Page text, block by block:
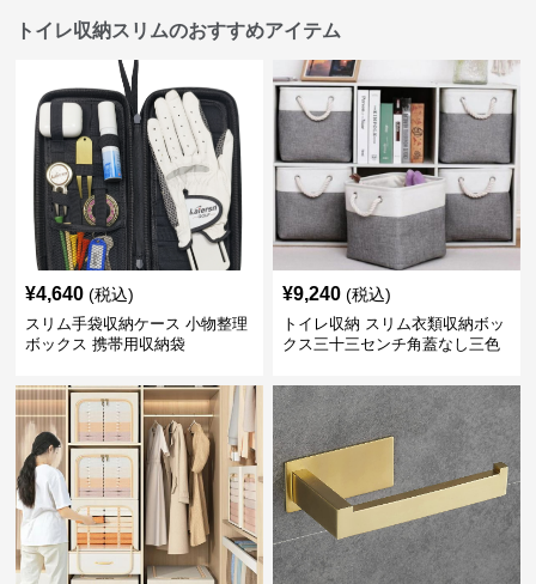
トイレ収納スリムのおすすめアイテム
¥4,640 (税込)
スリム手袋収納ケース 小物整理
ボックス 携帯用収納袋
¥9,240 (税込)
トイレ収納 スリム衣類収納ボッ
クス三十三センチ角蓋なし三色